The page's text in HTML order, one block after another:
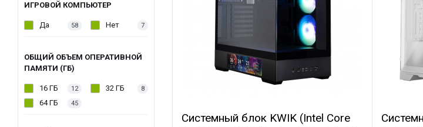
ИГРОВОЙ КОМПЬЮТЕР
Да 58 Нет 7
ОБЩИЙ ОБЪЕМ ОПЕРАТИВНОЙ
ПАМЯТИ (ГБ)
16 ГБ 12 32 ГБ 8
64 ГБ 45
Системный блок KWIK (Intel Core